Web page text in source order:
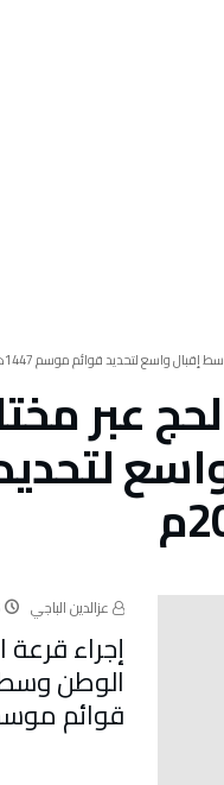
عبر
عزالدين الباجي
إجراء
الوطن وسط
قوائم موسم 1447هـ/